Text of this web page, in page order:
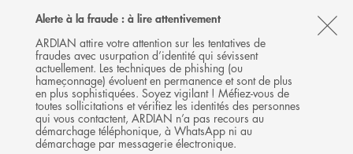
Alerte à la fraude : à lire attentivement
ARDIAN attire votre attention sur les tentatives de
fraudes avec usurpation d’identité qui sévissent
actuellement. Les techniques de phishing (ou
hameçonnage) évoluent en permanence et sont de plus
en plus sophistiquées. Soyez vigilant ! Méfiez-vous de
toutes sollicitations et vérifiez les identités des personnes
qui vous contactent, ARDIAN n’a pas recours au
démarchage téléphonique, à WhatsApp ni au
démarchage par messagerie électronique.
Follow
Ardian
on
X
Follow
Ardian
on
LinkedIn
Follow
Ardian
on
YouTube
Ardian
on
Jobs
on
LinkedIn
MENU
INVESTISSEMENTS
GROWTH